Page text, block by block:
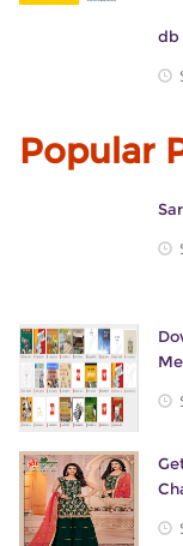
db
Popular